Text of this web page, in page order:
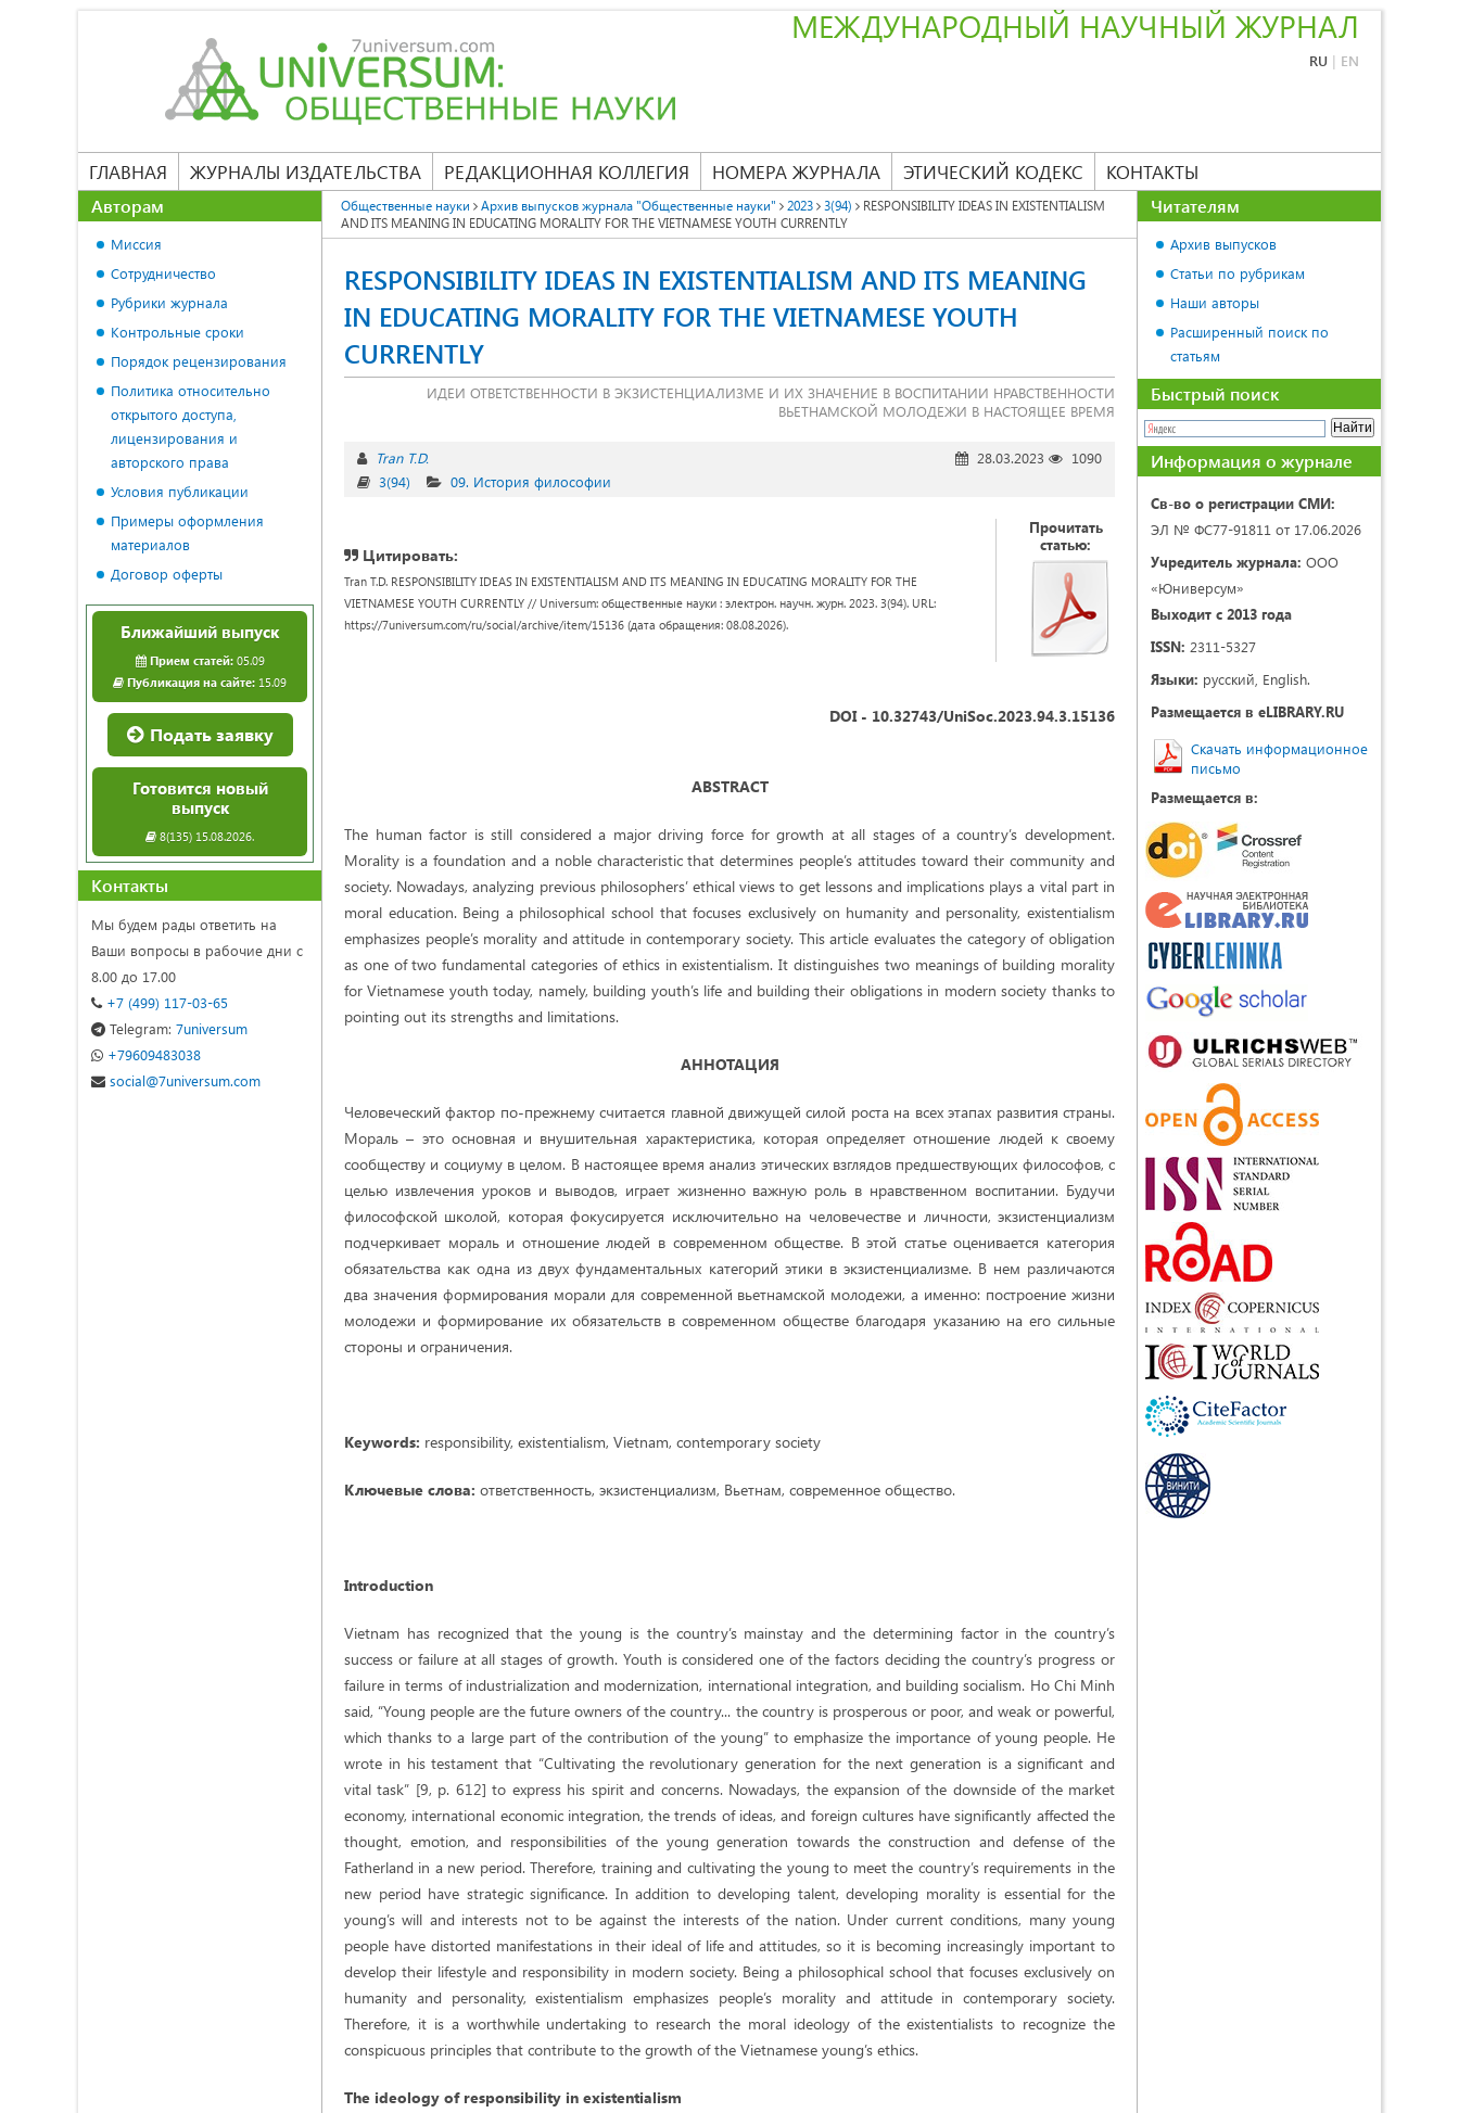
МЕЖДУНАРОДНЫЙ НАУЧНЫЙ ЖУРНАЛ
RU | EN
ГЛАВНАЯ ЖУРНАЛЫ ИЗДАТЕЛЬСТВА РЕДАКЦИОННАЯ КОЛЛЕГИЯ НОМЕРА ЖУРНАЛА ЭТИЧЕСКИЙ КОДЕКС КОНТАКТЫ
Общественные науки Архив выпусков журнала "Общественные науки" 2023 3(94)
RESPONSIBILITY IDEAS IN EXISTENTIALISM
AND ITS MEANING IN EDUCATING MORALITY FOR THE VIETNAMESE YOUTH CURRENTLY
RESPONSIBILITY IDEAS IN EXISTENTIALISM AND ITS MEANING
IN EDUCATING MORALITY FOR THE VIETNAMESE YOUTH
CURRENTLY
ИДЕИ ОТВЕТСТВЕННОСТИ В ЭКЗИСТЕНЦИАЛИЗМЕ И ИХ ЗНАЧЕНИЕ В ВОСПИТАНИИ НРАВСТВЕННОСТИ
ВЬЕТНАМСКОЙ МОЛОДЕЖИ В НАСТОЯЩЕЕ ВРЕМЯ
Tran T.D. 28.03.2023
1090
3(94)
09. История философии
Цитировать:
Tran T.D. RESPONSIBILITY IDEAS IN EXISTENTIALISM AND ITS MEANING IN EDUCATING MORALITY FOR THE
VIETNAMESE YOUTH CURRENTLY // Universum: общественные науки : электрон. научн. журн. 2023. 3(94). URL:
https://7universum.com/ru/social/archive/item/15136 (дата обращения: 08.08.2026).
Прочитать
статью:
DOI - 10.32743/UniSoc.2023.94.3.15136
ABSTRACT
The human factor is still considered a major driving force for growth at all stages of a country’s development.
Morality is a foundation and a noble characteristic that determines people’s attitudes toward their community and
society. Nowadays, analyzing previous philosophers’ ethical views to get lessons and implications plays a vital part in
moral education. Being a philosophical school that focuses exclusively on humanity and personality, existentialism
emphasizes people’s morality and attitude in contemporary society. This article evaluates the category of obligation
as one of two fundamental categories of ethics in existentialism. It distinguishes two meanings of building morality
for Vietnamese youth today, namely, building youth’s life and building their obligations in modern society thanks to
pointing out its strengths and limitations.
АННОТАЦИЯ
Человеческий фактор по-прежнему считается главной движущей силой роста на всех этапах развития страны.
Мораль – это основная и внушительная характеристика, которая определяет отношение людей к своему
сообществу и социуму в целом. В настоящее время анализ этических взглядов предшествующих философов, с
целью извлечения уроков и выводов, играет жизненно важную роль в нравственном воспитании. Будучи
философской школой, которая фокусируется исключительно на человечестве и личности, экзистенциализм
подчеркивает мораль и отношение людей в современном обществе. В этой статье оценивается категория
обязательства как одна из двух фундаментальных категорий этики в экзистенциализме. В нем различаются
два значения формирования морали для современной вьетнамской молодежи, а именно: построение жизни
молодежи и формирование их обязательств в современном обществе благодаря указанию на его сильные
стороны и ограничения.
Keywords: responsibility, existentialism, Vietnam, contemporary society
Ключевые слова: ответственность, экзистенциализм, Вьетнам, современное общество.
Introduction
Vietnam has recognized that the young is the country’s mainstay and the determining factor in the country’s
success or failure at all stages of growth. Youth is considered one of the factors deciding the country’s progress or
failure in terms of industrialization and modernization, international integration, and building socialism. Ho Chi Minh
said, “Young people are the future owners of the country... the country is prosperous or poor, and weak or powerful,
which thanks to a large part of the contribution of the young” to emphasize the importance of young people. He
wrote in his testament that “Cultivating the revolutionary generation for the next generation is a significant and
vital task” [9, p. 612] to express his spirit and concerns. Nowadays, the expansion of the downside of the market
economy, international economic integration, the trends of ideas, and foreign cultures have significantly affected the
thought, emotion, and responsibilities of the young generation towards the construction and defense of the
Fatherland in a new period. Therefore, training and cultivating the young to meet the country’s requirements in the
new period have strategic significance. In addition to developing talent, developing morality is essential for the
young’s will and interests not to be against the interests of the nation. Under current conditions, many young
people have distorted manifestations in their ideal of life and attitudes, so it is becoming increasingly important to
develop their lifestyle and responsibility in modern society. Being a philosophical school that focuses exclusively on
humanity and personality, existentialism emphasizes people’s morality and attitude in contemporary society.
Therefore, it is a worthwhile undertaking to research the moral ideology of the existentialists to recognize the
conspicuous principles that contribute to the growth of the Vietnamese young’s ethics.
The ideology of responsibility in existentialism
Авторам
Миссия
Сотрудничество
Рубрики журнала
Контрольные сроки
Порядок рецензирования
Политика относительно
открытого доступа,
лицензирования и
авторского права
Условия публикации
Примеры оформления
материалов
Договор оферты
Ближайший выпуск
Прием статей:05.09
Публикация на сайте: 15.09
Подать заявку
Готовится новый
выпуск
8(135) 15.08.2026.
Контакты
Мы будем рады ответить на
Ваши вопросы в рабочие дни с
8.00 до 17.00
+7 (499) 117-03-65
Telegram: 7universum
+79609483038
social@7universum.com
Читателям
Архив выпусков
Статьи по рубрикам
Наши авторы
Расширенный поиск по
статьям
Быстрый поиск
Информация о журнале
Св-во о регистрации СМИ:
ЭЛ № ФС77-91811 от 17.06.2026
Учредитель журнала: ООО
«Юниверсум»
Выходит с 2013 года
ISSN: 2311-5327
Языки: русский, English.
Размещается в eLIBRARY.RU
Скачать информационное
письмо
Размещается в: